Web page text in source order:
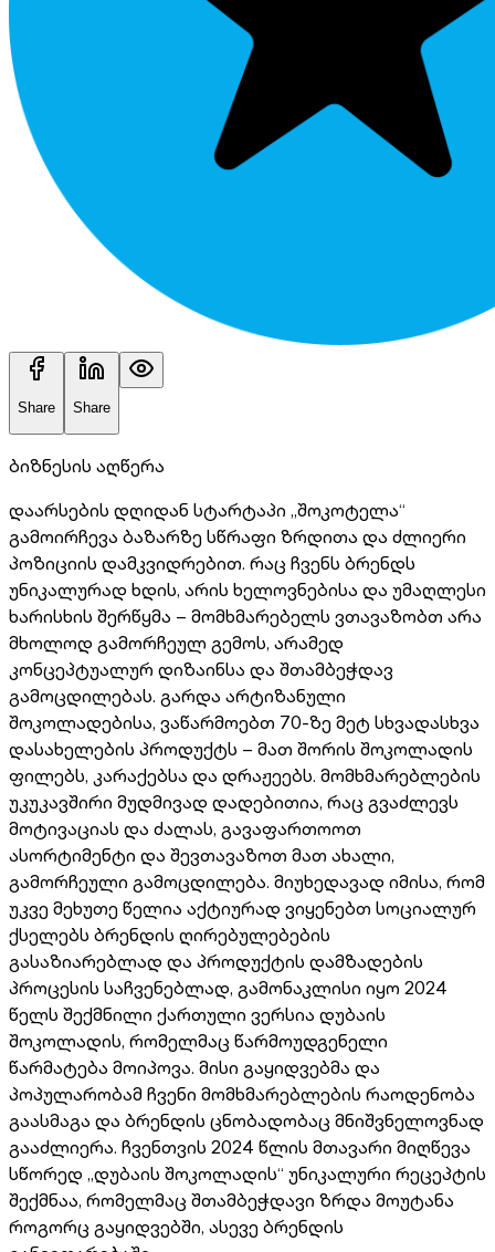
Share Share
ბიზნესის აღწერა
დაარსების დღიდან სტარტაპი „შოკოტელა“
გამოირჩევა ბაზარზე სწრაფი ზრდითა და ძლიერი
პოზიციის დამკვიდრებით. რაც ჩვენს ბრენდს
უნიკალურად ხდის, არის ხელოვნებისა და უმაღლესი
ხარისხის შერწყმა – მომხმარებელს ვთავაზობთ არა
მხოლოდ გამორჩეულ გემოს, არამედ
კონცეპტუალურ დიზაინსა და შთამბეჭდავ
გამოცდილებას. გარდა არტიზანული
შოკოლადებისა, ვაწარმოებთ 70-ზე მეტ სხვადასხვა
დასახელების პროდუქტს – მათ შორის შოკოლადის
ფილებს, კარაქებსა და დრაჟეებს. მომხმარებლების
უკუკავშირი მუდმივად დადებითია, რაც გვაძლევს
მოტივაციას და ძალას, გავაფართოოთ
ასორტიმენტი და შევთავაზოთ მათ ახალი,
გამორჩეული გამოცდილება. მიუხედავად იმისა, რომ
უკვე მეხუთე წელია აქტიურად ვიყენებთ სოციალურ
ქსელებს ბრენდის ღირებულებების
გასაზიარებლად და პროდუქტის დამზადების
პროცესის საჩვენებლად, გამონაკლისი იყო 2024
წელს შექმნილი ქართული ვერსია დუბაის
შოკოლადის, რომელმაც წარმოუდგენელი
წარმატება მოიპოვა. მისი გაყიდვებმა და
პოპულარობამ ჩვენი მომხმარებლების რაოდენობა
გაასმაგა და ბრენდის ცნობადობაც მნიშვნელოვნად
გააძლიერა. ჩვენთვის 2024 წლის მთავარი მიღწევა
სწორედ „დუბაის შოკოლადის“ უნიკალური რეცეპტის
შექმნაა, რომელმაც შთამბეჭდავი ზრდა მოუტანა
როგორც გაყიდვებში, ასევე ბრენდის